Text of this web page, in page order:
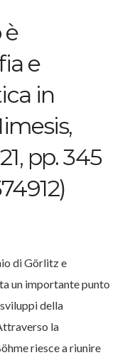
è
e
in
pp. 345
di Görlitz e
un importante punto
della
la
riesce a riunire